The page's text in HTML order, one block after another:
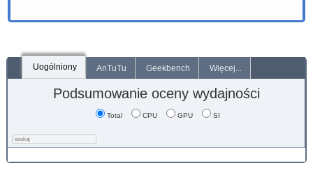
Uogólniony AnTuTu Geekbench Więcej...
Podsumowanie oceny wydajności
Total CPU GPU SI